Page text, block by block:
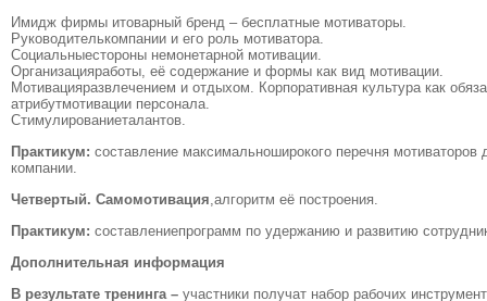
Имидж фирмы итоварный бренд – бесплатные мотиваторы.
Руководителькомпании и его роль мотиватора.
Социальныестороны немонетарной мотивации.
Организацияработы, её содержание и формы как вид мотивации.
Мотивацияразвлечением и отдыхом. Корпоративная культура как
атрибутмотивации персонала.
Стимулированиеталантов.
Практикум: составление максимальноширокого перечня мотиваторов
компании.
Четвертый. Самомотивация,алгоритм её построения.
Практикум: составлениепрограмм по удержанию и развитию
Дополнительная информация
В результате тренинга – участники получат набор рабочих